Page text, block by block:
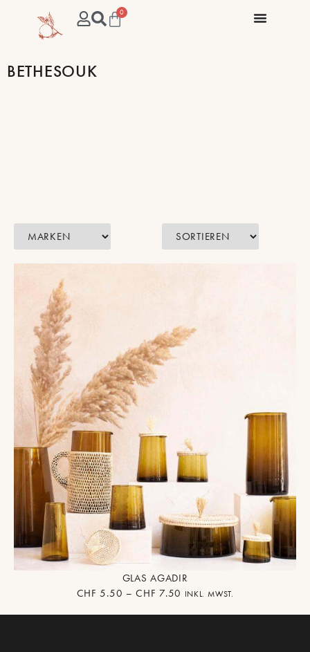
0
BETHESOUK
GLAS AGADIR
CHF 5.50 – CHF 7.50 INKL. MWST.